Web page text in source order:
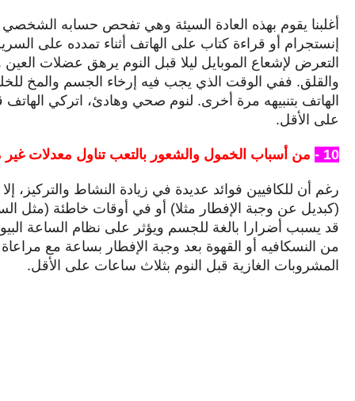
أغلبنا يقوم بهذه العادة السيئة وهي تفحص حسابه
إنستجرام أو قراءة كتاب على الهاتف أثناء تمدده على
التعرض لإشعاع الموبايل ليلا قبل النوم يرهق عضلات
والقلق. ففي الوقت الذي يجب فيه إرخاء الجسم والمخ
الهاتف بتنبيهه مرة أخرى. لنوم صحي وهادئ، اتركي
على الأقل.
10 - من أسباب الخمول والشعور بالتعب تناول معدلات غير
رغم أن للكافيين فوائد عديدة في زيادة النشاط والتركيز،
(كبديل عن وجبة الإفطار مثلا) أو في أوقات خاطئة (مثل
قد يسبب أضرارا بالغة للجسم ويؤثر على نظام الساعة
من النسكافيه أو القهوة بعد وجبة الإفطار بساعة مع
المشروبات الغازية قبل النوم بثلاث ساعات على الأقل.